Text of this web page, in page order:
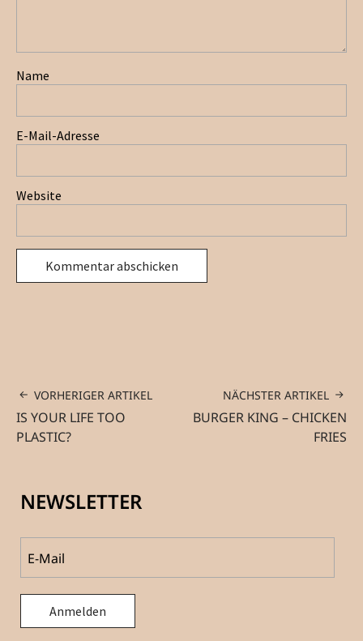
Name
E-Mail-Adresse
Website
VORHERIGER ARTIKEL
IS YOUR LIFE TOO
PLASTIC?
NÄCHSTER ARTIKEL
BURGER KING – CHICKEN
FRIES
NEWSLETTER